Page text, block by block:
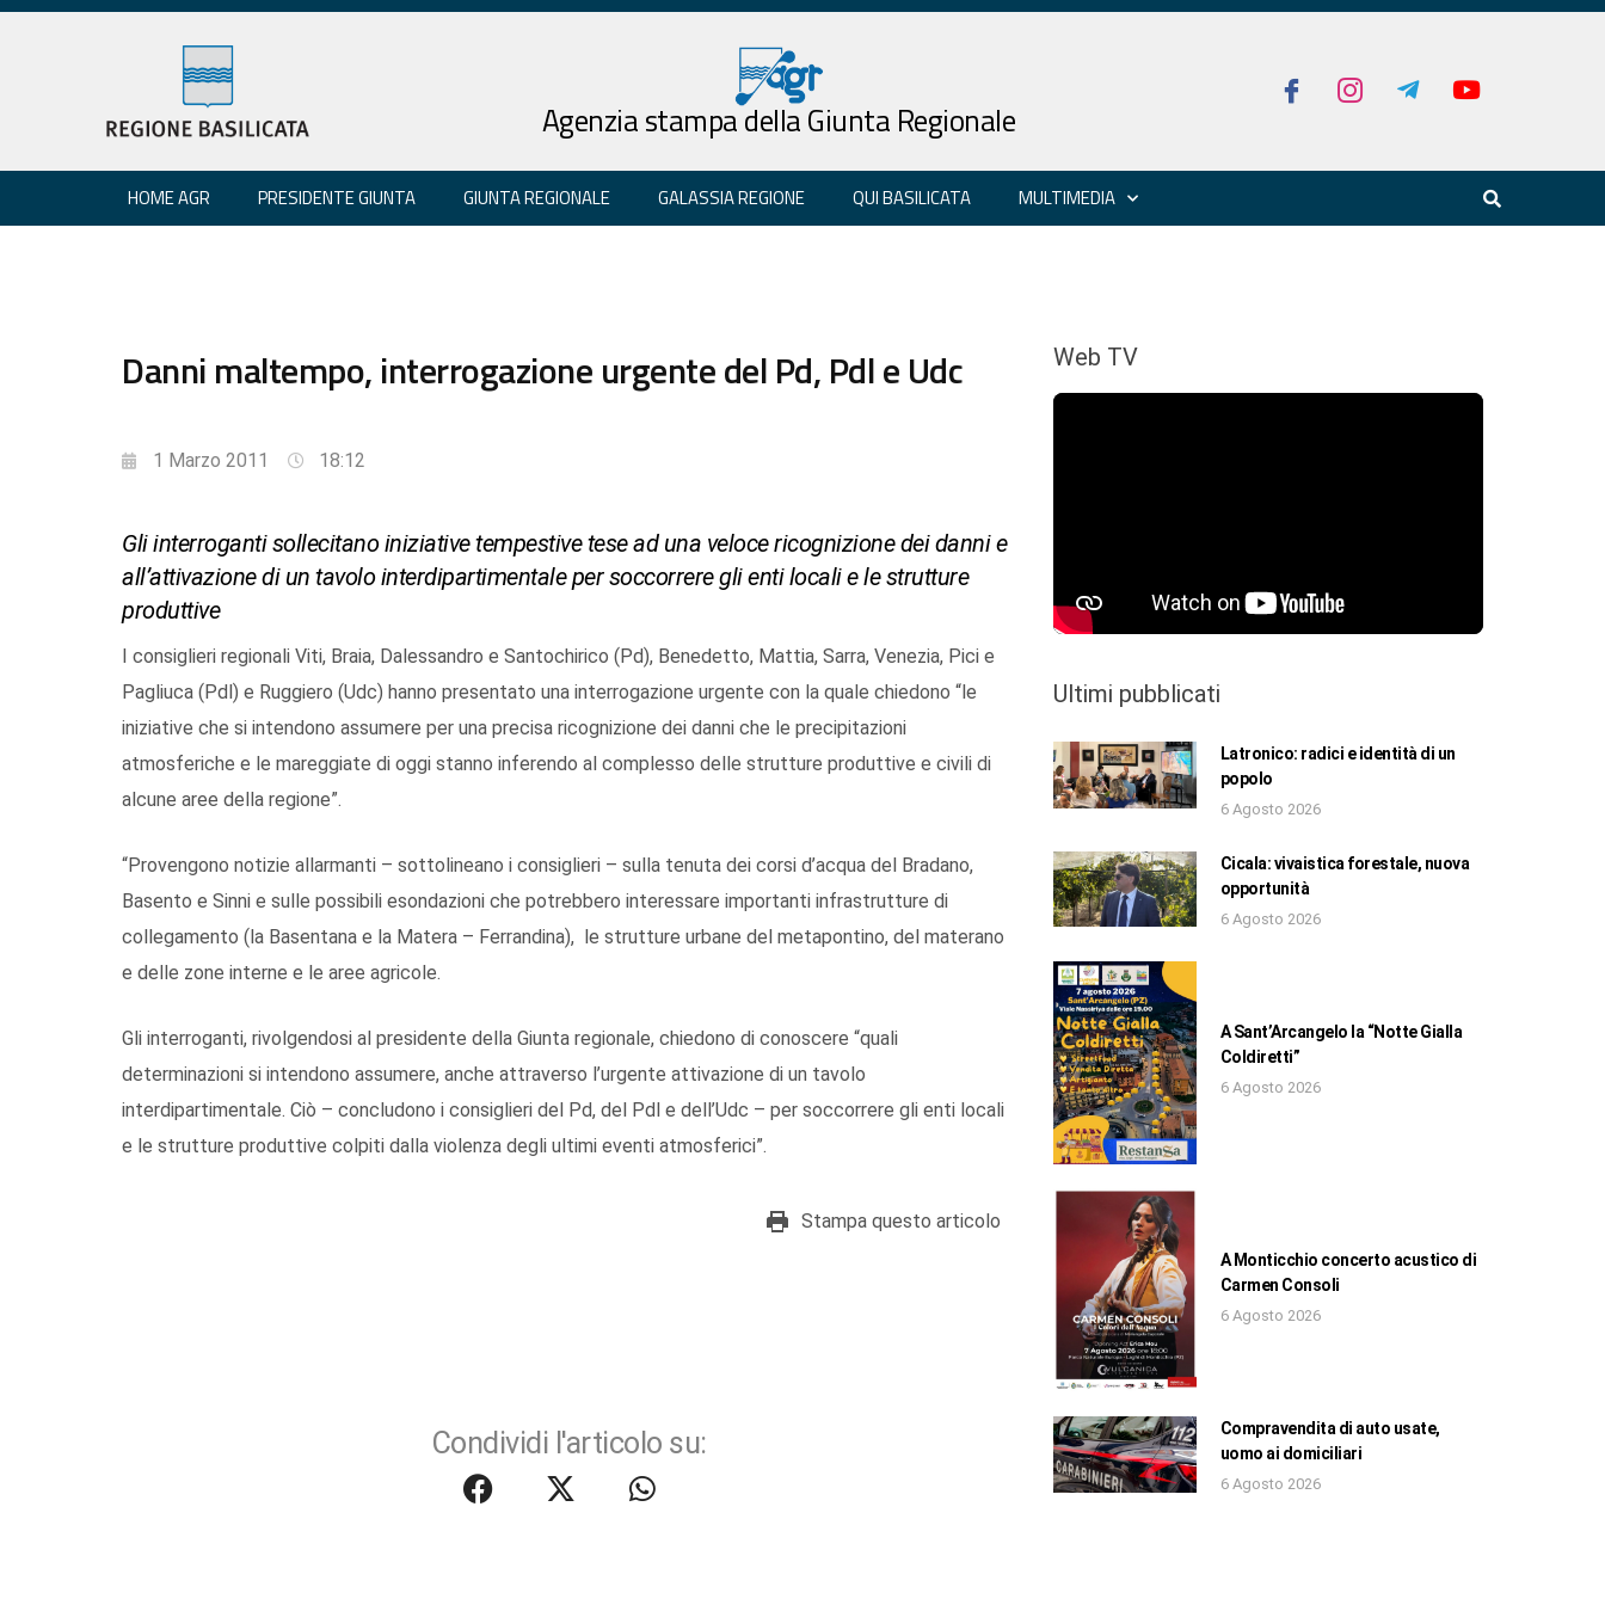
Agenzia stampa della Giunta Regionale
HOME AGR PRESIDENTE GIUNTA GIUNTA REGIONALE GALASSIA REGIONE QUI BASILICATA MULTIMEDIA
Danni maltempo, interrogazione urgente del Pd, Pdl e Udc
1 Marzo 2011 18:12
Gli interroganti sollecitano iniziative tempestive tese ad una veloce ricognizione dei danni e
all’attivazione di un tavolo interdipartimentale per soccorrere gli enti locali e le strutture
produttive
I consiglieri regionali Viti, Braia, Dalessandro e Santochirico (Pd), Benedetto, Mattia, Sarra, Venezia, Pici e
Pagliuca (Pdl) e Ruggiero (Udc) hanno presentato una interrogazione urgente con la quale chiedono “le
iniziative che si intendono assumere per una precisa ricognizione dei danni che le precipitazioni
atmosferiche e le mareggiate di oggi stanno inferendo al complesso delle strutture produttive e civili di
alcune aree della regione”.
“Provengono notizie allarmanti – sottolineano i consiglieri – sulla tenuta dei corsi d’acqua del Bradano,
Basento e Sinni e sulle possibili esondazioni che potrebbero interessare importanti infrastrutture di
collegamento (la Basentana e la Matera – Ferrandina), le strutture urbane del metapontino, del materano
e delle zone interne e le aree agricole.
Gli interroganti, rivolgendosi al presidente della Giunta regionale, chiedono di conoscere “quali
determinazioni si intendono assumere, anche attraverso l’urgente attivazione di un tavolo
interdipartimentale. Ciò – concludono i consiglieri del Pd, del Pdl e dell’Udc – per soccorrere gli enti locali
e le strutture produttive colpiti dalla violenza degli ultimi eventi atmosferici”.
Stampa questo articolo
Condividi l'articolo su:
Web TV
Ultimi pubblicati
Latronico: radici e identità di un
popolo
6 Agosto 2026
Cicala: vivaistica forestale, nuova
opportunità
6 Agosto 2026
A Sant’Arcangelo la “Notte Gialla
Coldiretti”
6 Agosto 2026
A Monticchio concerto acustico di
Carmen Consoli
6 Agosto 2026
Compravendita di auto usate,
uomo ai domiciliari
6 Agosto 2026